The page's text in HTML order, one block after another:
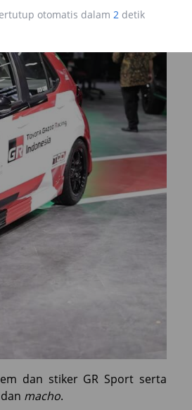
otomatis dalam 1 detik
dan stiker GR Sport serta
macho.